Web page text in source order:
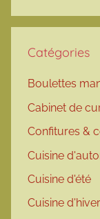
Catégories
Boulettes
Cabinet de
Confitures &
Cuisine
Cuisine d'été
Cuisine d'hiver